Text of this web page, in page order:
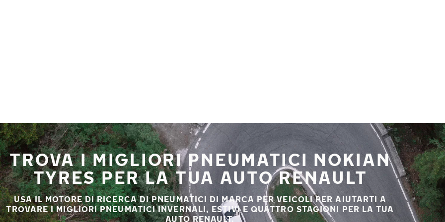
TROVA I MIGLIORI PNEUMATICI NOKIAN
TYRES PER LA TUA AUTO RENAULT
USA IL MOTORE DI RICERCA DI PNEUMATICI DI MARCA PER VEICOLI PER AIUTARTI A
TROVARE I MIGLIORI PNEUMATICI INVERNALI, ESTIVI E QUATTRO STAGIONI PER LA TUA
AUTO RENAULT.